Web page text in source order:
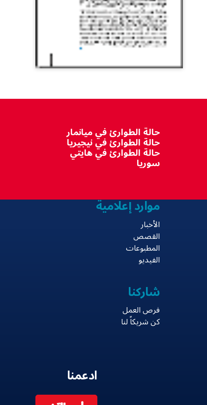
حالة الطوارئ في ميانمار
حالة الطوارئ في نيجيريا
حالة الطوارئ في هايتي
سوريا
موارد إعلامية
الأخبار
القصص
المطبوعات
الفيديو
شاركنا
فرص العمل
كن شريكاً لنا
ادعمنا